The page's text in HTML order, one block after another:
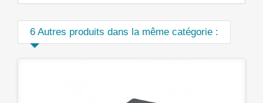
6 Autres produits dans la même catégorie :